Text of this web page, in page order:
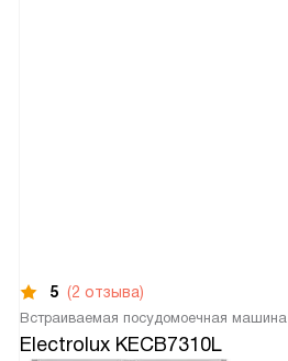
5 (2 отзыва)
Встраиваемая посудомоечная машина
Electrolux KECB7310L